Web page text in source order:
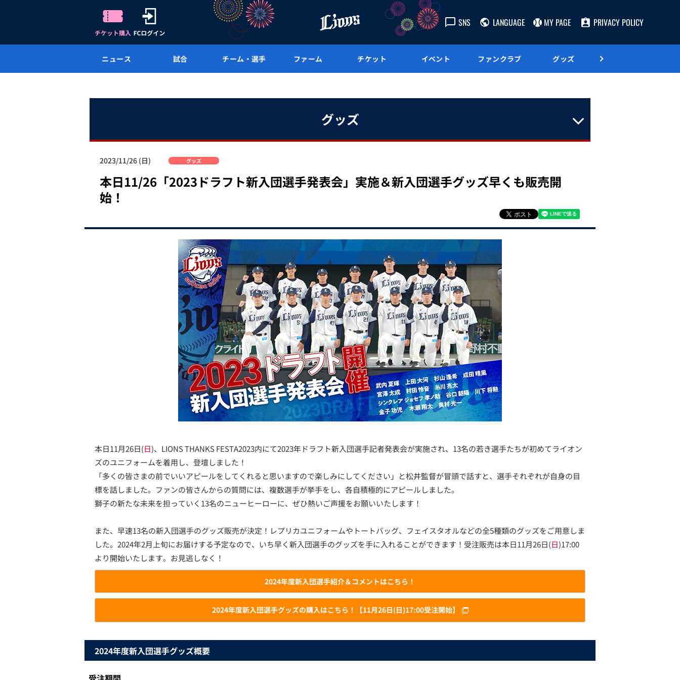
SNS LANGUAGE MY PAGE PRIVACY POLICY
ニュース 試合 チーム・選手 ファーム チケット イベント ファンクラブ グッズ
グッズ
2023/11/26 (日) グッズ
本日11/26「2023ドラフト新入団選手発表会」実施＆新入団選手グッズ早くも販売開
始！
本日11月26日(日)、LIONS THANKS FESTA2023内にて2023年ドラフト新入団選手記者発表会が実施され、13名の若き選手たちが初めてライオン
ズのユニフォームを着用し、登壇しました！
「多くの皆さまの前でいいアピールをしてくれると思いますので楽しみにしてください」と松井監督が冒頭で話すと、選手それぞれが自身の目
標を話しました。ファンの皆さんからの質問には、複数選手が挙手をし、各自積極的にアピールしました。
獅子の新たな未来を担っていく13名のニューヒーローに、ぜひ熱いご声援をお願いいたします！
また、早速13名の新入団選手のグッズ販売が決定！レプリカユニフォームやトートバッグ、フェイスタオルなどの全5種類のグッズをご用意しま
した。2024年2月上旬にお届けする予定なので、いち早く新入団選手のグッズを手に入れることができます！受注販売は本日11月26日(日)17:00
より開始いたします。お見逃しなく！
2024年度新入団選手紹介＆コメントはこちら！
2024年度新入団選手グッズの購入はこちら！【11月26日(日)17:00受注開始】
2024年度新入団選手グッズ概要